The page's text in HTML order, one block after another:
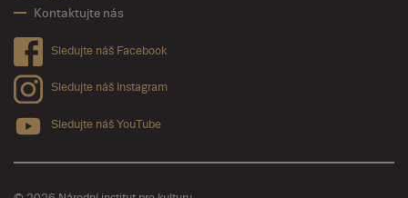
Kontaktujte nás
Sledujte náš Facebook
Sledujte náš Instagram
Sledujte náš YouTube